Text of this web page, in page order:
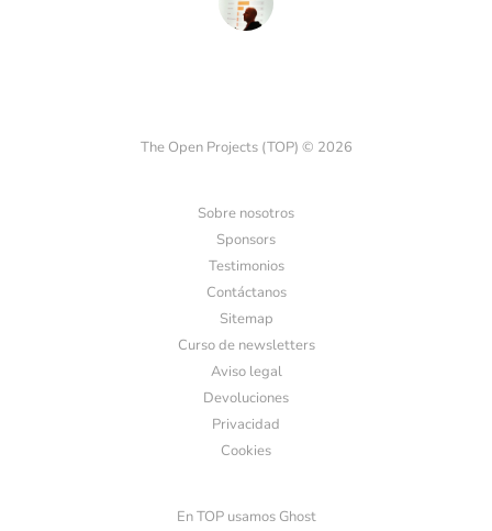
The Open Projects (TOP) © 2026
Sobre nosotros
Sponsors
Testimonios
Contáctanos
Sitemap
Curso de newsletters
Aviso legal
Devoluciones
Privacidad
Cookies
En TOP usamos Ghost